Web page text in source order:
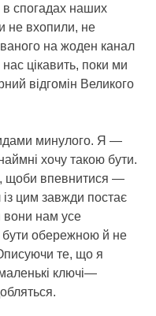
спогадах наших
не вхопили, не
на жоден канал
цікавить, поки ми
відгомін Великого
минулого. Я —
хочу такою бути.
щоби впевнитися —
цим завжди постає
вони нам усе
бути обережною й не
те, що я
ключі—